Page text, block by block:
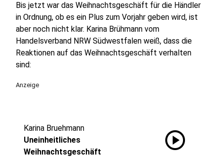
Bis jetzt war das Weihnachtsgeschäft für die Händler
in Ordnung, ob es ein Plus zum Vorjahr geben wird, ist
aber noch nicht klar. Karina Brühmann vom
Handelsverband NRW Südwestfalen weiß, dass die
Reaktionen auf das Weihnachtsgeschäft verhalten
sind:
Anzeige
Karina Bruehmann
Uneinheitliches
Weihnachtsgeschäft
play_circle